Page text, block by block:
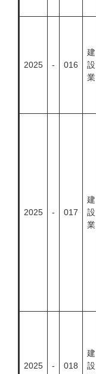
2025 - 016
建
設
業
2025 - 017
建
設
業
2025 - 018
建
設